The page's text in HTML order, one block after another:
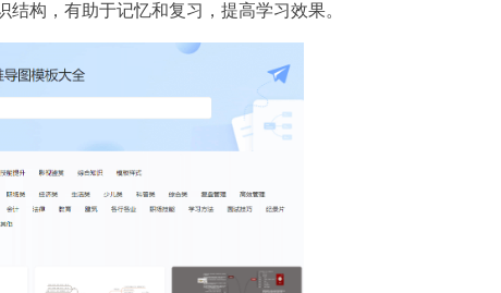
构，有助于记忆和复习，提高学习效果。